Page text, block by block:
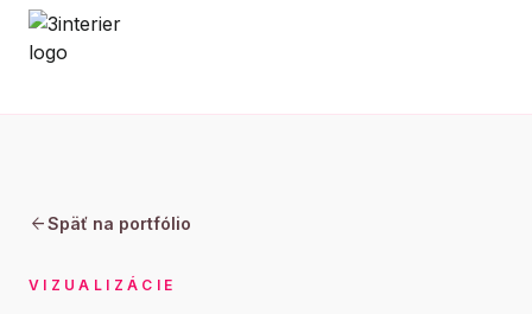
3INTERIER
arrow_backSpäť na portfólio
VIZUALIZÁCIE